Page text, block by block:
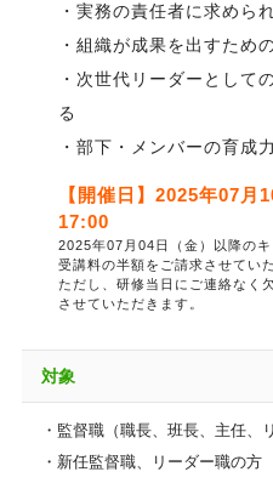
・実務の責任者に求めら
・組織が成果を出すため
・次世代リーダーとして
る
・部下・メンバーの育成
【開催日】2025年07月
17:00
2025年07月04日（金）以降の
受講料の半額をご請求させてい
ただし、研修当日にご連絡なく
させていただきます。
対象
・監督職（職長、班長、主任、
・新任監督職、リーダー職の方